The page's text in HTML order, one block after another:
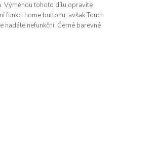
Výměnou tohoto dílu opravíte
funkci home buttonu, avšak Touch
nadále nefunkční. Černé barevné